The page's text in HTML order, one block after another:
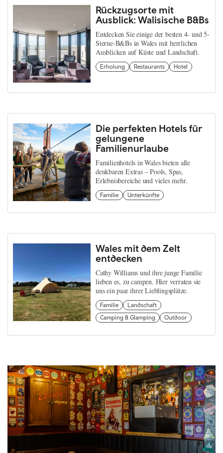
Rückzugsorte mit
Ausblick: Walisische B&Bs
Entdecken Sie einige der besten 4- und 5-
Sterne-B&Bs in Wales mit herrlichen
Ausblicken auf Küste und Landschaft.
Erholung Restaurants Hotel
Die perfekten Hotels für
gelungene
Familienurlaube
Familienhotels in Wales bieten alle
denkbaren Extras – Pools, Spas,
Erlebnisbereiche und vieles mehr.
Familie Unterkünfte
Wales mit dem Zelt
entdecken
Cathy Williams und ihre junge Familie
lieben es, zu campen. Hier verraten sie
uns ein paar ihrer Lieblingsplätze.
Familie
Landschaft
Camping & Glamping
Outdoor